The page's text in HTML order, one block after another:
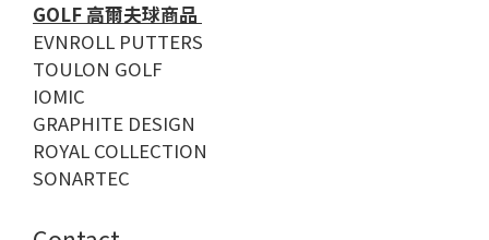
GOLF 高爾夫球商品
EVNROLL PUTTERS
TOULON GOLF
IOMIC
GRAPHITE DESIGN
ROYAL COLLECTION
SONARTEC